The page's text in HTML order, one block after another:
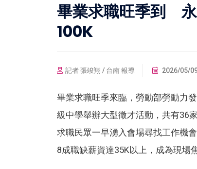
畢業求職旺季到
100K
記者 張竣翔 / 台南 報導 2026/05/
畢業求職旺季來臨，勞動部勞動力
級中學舉辦大型徵才活動，共有36
求職民眾一早湧入會場尋找工作機
8成職缺薪資達35K以上，成為現場焦